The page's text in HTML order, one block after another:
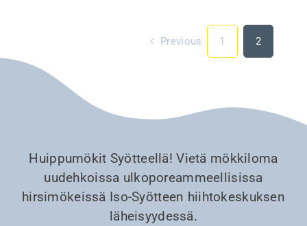
Previous 1 2
Huippumökit Syötteellä! Vietä mökkiloma
uudehkoissa ulkoporeammeellisissa
hirsimökeissä Iso-Syötteen hiihtokeskuksen
läheisyydessä.